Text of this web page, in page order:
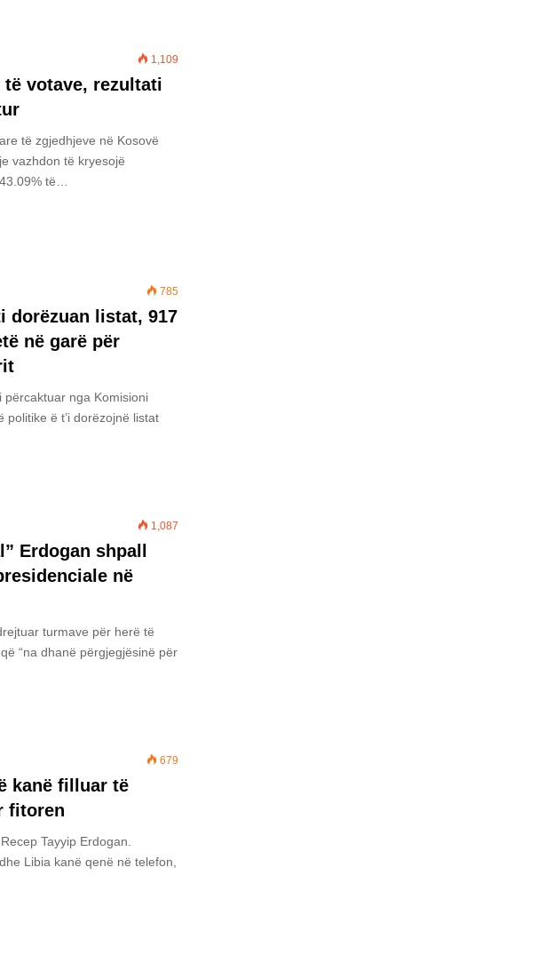
1,109
të votave, rezultati
të zgjedhjeve në Kosovë
vazhdon të kryesojë
të…
785
dorëzuan listat, 917
në garë për
përcaktuar nga Komisioni
ë t’i dorëzojnë listat
1,087
Erdogan shpall
në
turmave për herë të
“na dhanë përgjegjësinë për
679
kanë filluar të
fitoren
Tayyip Erdogan.
Libia kanë qenë në telefon,